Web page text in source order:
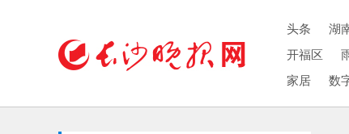
头条 湖
开福区
家居
数